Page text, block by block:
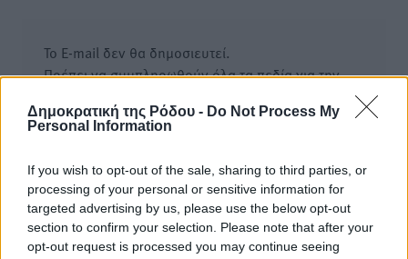
Δημοκρατική της Ρόδου - Do Not Process My
Personal Information
If you wish to opt-out of the sale, sharing to third parties, or
processing of your personal or sensitive information for
targeted advertising by us, please use the below opt-out
section to confirm your selection. Please note that after your
opt-out request is processed you may continue seeing
Το E-mail δεν θα δημοσιευτεί.
Πρέπει να συμπληρωθούν όλα τα πεδία για την
Φύλαξε τα στοιχεία μου για την επόμενη φορά.